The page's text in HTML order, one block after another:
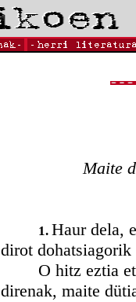
Maite
1. Haur dela,
dirot dohatsiagorik
O hitz eztia eta
direnak, maite